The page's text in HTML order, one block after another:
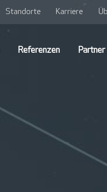
Standorte Karriere
Referenzen Partner